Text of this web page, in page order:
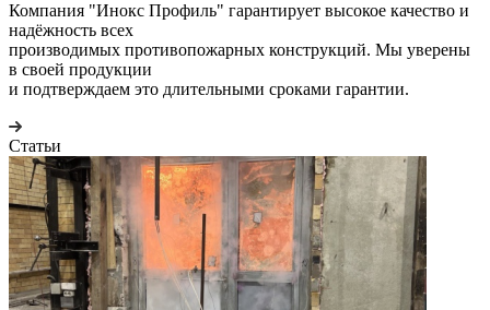
Компания "Инокс Профиль" гарантирует высокое качество и
надёжность всех
производимых противопожарных конструкций. Мы уверены
в своей продукции
и подтверждаем это длительными сроками гарантии.
Статьи